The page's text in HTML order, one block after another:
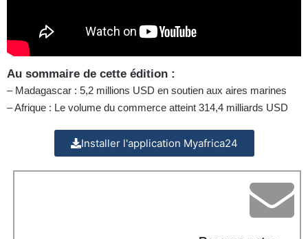
Au sommaire de cette édition :
– Madagascar : 5,2 millions USD en soutien aux aires marines
– Afrique : Le volume du commerce atteint 314,4 milliards USD
Installer l'application Myafrica24